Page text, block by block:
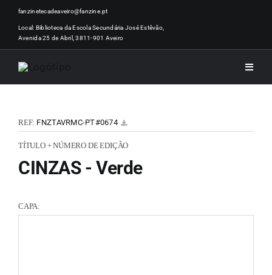
Skip
content
fanzinetecadeaveiro@fanzine.pt
Local: Biblioteca da Escola Secundária José Estêvão,
Avenida 25 de Abril, 3811-901 Aveiro
Toggle
REF: FNZTAVRMC-PT#0674
TÍTULO + NÚMERO DE EDIÇÃO
CINZAS - Verde
CAPA: